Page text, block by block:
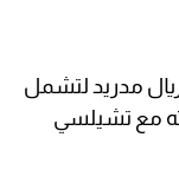
مدريد لتشمل
مع تشيلسي